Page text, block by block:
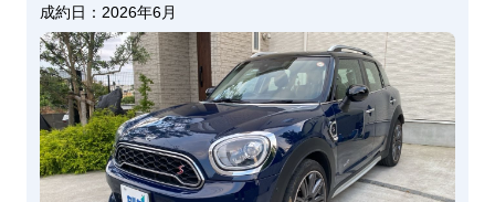
成約日： 2026年6月